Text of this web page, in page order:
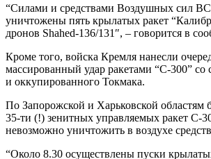
“Силами и средствами Воздушных сил
уничтожены пять крылатых ракет
дронов Shahed-136/131″, – говорится в
Кроме того, войска Кремля нанесли
массированный удар ракетами “С-300” со
и оккупированного Токмака.
По Запорожской и Харьковской областям
35-ти (!) зенитных управляемых ракет С-
невозможно уничтожить в воздухе
“Около 8.30 осуществлены пуски